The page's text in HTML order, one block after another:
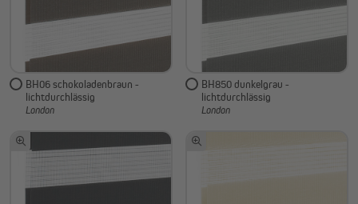
BH06 schokoladenbraun -
lichtdurchlässig
London
BH850 dunkelgrau -
lichtdurchlässig
London